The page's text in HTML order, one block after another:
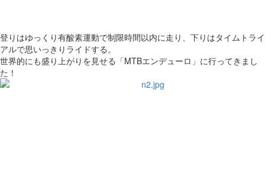
登りはゆっくり有酸素運動で制限時間以内に走り、下りはタイムトライ
アルで思いっきりライドする。
世界的にも盛り上がりを見せる「MTBエンデューロ」に行ってきまし
た！